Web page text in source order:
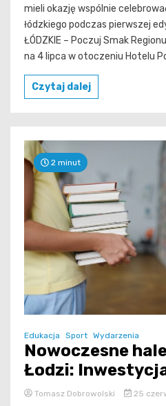
mieli okazję wspólnie
łódzkiego podczas pierwszej
ŁÓDZKIE – Poczuj Smak
na 4 lipca w otoczeniu Hotelu
Czytaj dalej
2 minut
Edukacja Sport Wydarzenia
Nowoczesne
Łodzi:
Tomasz Dobrowolski 25